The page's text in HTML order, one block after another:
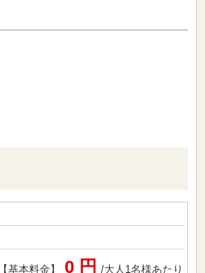
【基本料金】 0 円 /大人1名様あたり